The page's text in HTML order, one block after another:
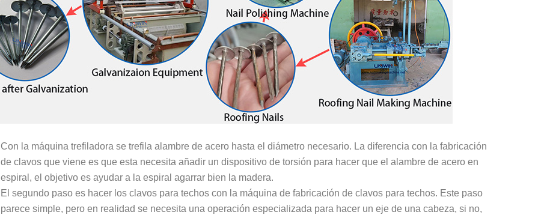
Con la máquina trefiladora se trefila alambre de acero hasta el diámetro necesario. La diferencia con la fabricación
de clavos que viene es que esta necesita añadir un dispositivo de torsión para hacer que el alambre de acero en
espiral, el objetivo es ayudar a la espiral agarrar bien la madera.
El segundo paso es hacer los clavos para techos con la máquina de fabricación de clavos para techos. Este paso
parece simple, pero en realidad se necesita una operación especializada para hacer un eje de una cabeza, si no,